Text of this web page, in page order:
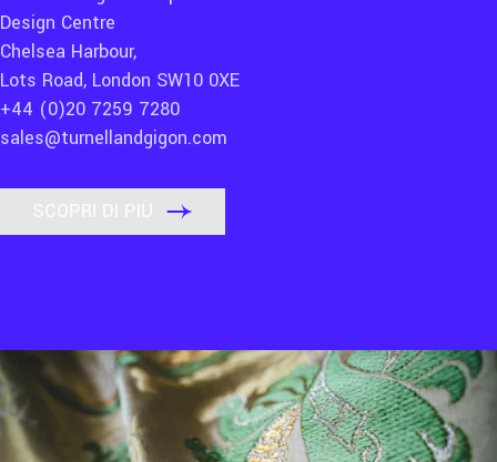
Design Centre
Chelsea Harbour,
Lots Road, London SW10 0XE
+44 (0)20 7259 7280
sales@turnellandgigon.com
SCOPRI DI PIÙ